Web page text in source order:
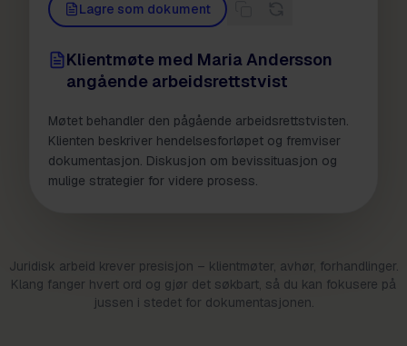
Lagre som dokument
Klientmøte med Maria Andersson
angående arbeidsrettstvist
Møtet behandler den pågående arbeidsrettstvisten.
Klienten beskriver hendelsesforløpet og fremviser
dokumentasjon. Diskusjon om bevissituasjon og
mulige strategier for videre prosess.
Juridisk arbeid krever presisjon – klientmøter, avhør, forhandlinger.
Klang fanger hvert ord og gjør det søkbart, så du kan fokusere på
jussen i stedet for dokumentasjonen.